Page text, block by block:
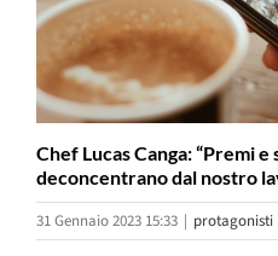
Chef Lucas Canga: “Premi
deconcentrano dal nostro
31 Gennaio 2023 15:33 | protagonisti